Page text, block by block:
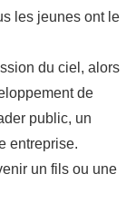
les jeunes ont le
du ciel, alors
de
public, un
entreprise.
un fils ou une